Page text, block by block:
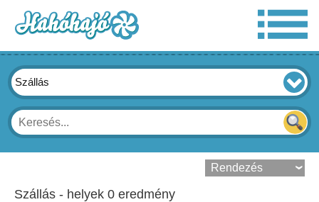
Szállás
Szállás - helyek 0 eredmény